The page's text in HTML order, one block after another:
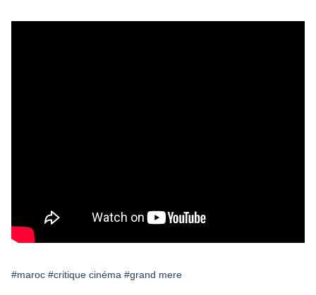
#maroc #critique cinéma #grand mere